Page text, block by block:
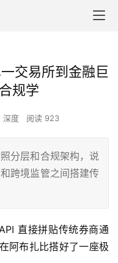
交易所到金融巨
规学
深度 阅读 923
分层和合规架构，说
跨境监管之间搭建传
直接拼贴传统券商通
阿布扎比搭好了一座极